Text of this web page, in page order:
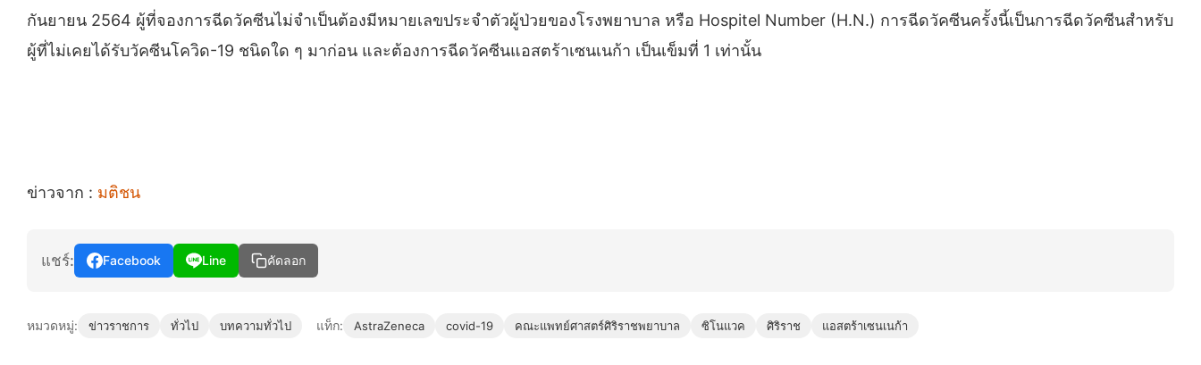
กันยายน 2564 ผู้ที่จองการฉีดวัคซีนไม่จำเป็นต้องมีหมายเลขประจำตัวผู้ป่วยของโรงพยาบาล หรือ Hospitel Number (H.N.) การฉีดวัคซีนครั้งนี้เป็นการฉีดวัคซีนสำหรับ
ผู้ที่ไม่เคยได้รับวัคซีนโควิด-19 ชนิดใด ๆ มาก่อน และต้องการฉีดวัคซีนแอสตร้าเซนเนก้า เป็นเข็มที่ 1 เท่านั้น
ข่าวจาก : มติชน
แชร์: Facebook Line คัดลอก
หมวดหมู่: ข่าวราชการ ทั่วไป บทความทั่วไป แท็ก: AstraZeneca covid-19 คณะแพทย์ศาสตร์ศิริราชพยาบาล ซิโนแวค ศิริราช แอสตร้าเซนเนก้า